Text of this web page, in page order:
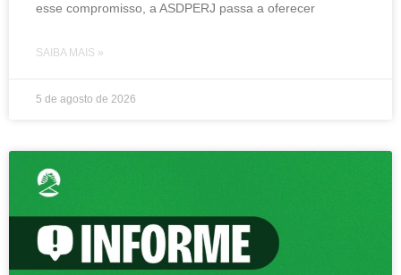
esse compromisso, a ASDPERJ passa a oferecer
SAIBA MAIS »
5 de agosto de 2026